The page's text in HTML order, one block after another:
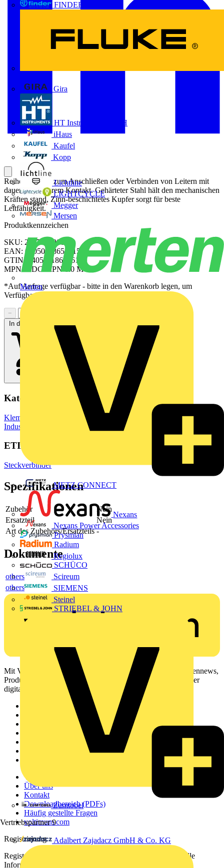
FINDER
Gira
HT Instruments GmbH
iHaus
Kaufel
Kopp
Lichtline
LIGHTCYCLE
Megger
Mersen
Merten
METZ CONNECT
Nexans
Nexans Power Accessories
Prysmian
Radium
Regiolux
SCHÜCO
Scireum
SIEMENS
Steinel
STRIEBEL & JOHN
Zumtobel
Vertriebspartner 9
Adalbert Zajadacz GmbH & Co. KG
Reihenklemme zum Anschließen oder Verbinden von Leitern mit
dauerhaft sicherem Kontakt. Gehärteter Stahl hält den mechanischen
Kräften stand, Zinn-beschichtetes Kupfer sorgt für beste
Leitfähigkeit.
Produktkennzeichen
SKU: 2637350000
EAN: 04050118654615
GTIN: 04050118654615
MPN: HDC MPN 6.0 M
*Auf Anfrage verfügbar - bitte in den Warenkorb legen, um
Verfügbarkeit zu prüfen
−
In den Warenkorb
Kategorien
Klemmen, Steckverbinder & Verbindungselemente
Industriesteckverbinder
ETIM Group
Steckverbinder
Spezifikationen
Zubehör
Nein
Ersatzteil
Nein
Art des Zubehörs/Ersatzteils -
Dokumente
others
others
Mit Voltimum erhalten Elektrofachkräfte Zugang zu Branchennews,
Produktinformationen, Schulungen und Tools – alles auf einer
digitalen Plattform und Community.
Weitere Links
Über uns
Kontakt
Downloadbereich (PDFs)
Häufig gestellte Fragen
voltimum.com
Registrierung
Registrieren Sie sich kostenlos und erhalten Sie stets aktuelle
Informationen aus der Elektroindustrie.